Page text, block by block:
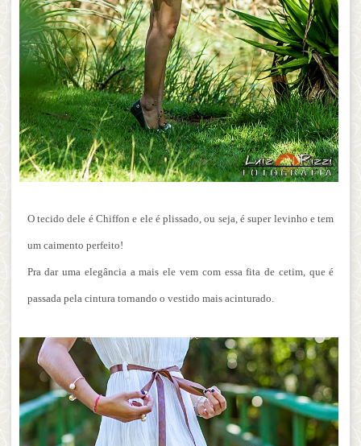
O tecido dele é Chiffon e ele é plissado, ou seja, é super levinho e tem
um caimento perfeito!
Pra dar uma elegância a mais ele vem com essa fita de cetim, que é
passada pela cintura tornando o vestido mais acinturado.